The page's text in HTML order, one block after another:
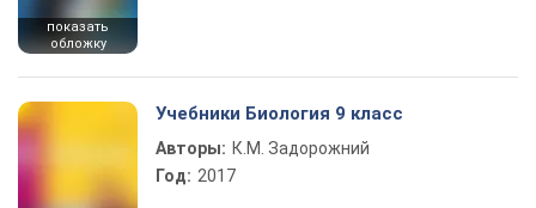
показать
обложку
Учебники Биология 9 класс
Авторы: К.М. Задорожний
Год: 2017